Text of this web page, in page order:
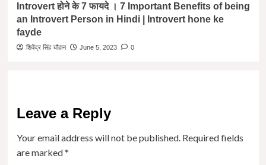
Introvert होने के 7 फायदे । 7 Important Benefits of being
an Introvert Person in Hindi | Introvert hone ke
fayde
शिवेंद्र सिंह चौहान June 5, 2023 0
Leave a Reply
Your email address will not be published. Required fields
are marked*